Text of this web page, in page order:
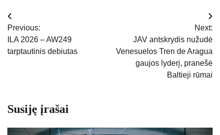
Navigacija
tarp
įrašų
Previous:
ILA 2026 – AW249
tarptautinis debiutas
Next:
JAV antskrydis nužudė
Venesuelos Tren de Aragua
gaujos lyderį, pranešė
Baltieji rūmai
Susiję įrašai